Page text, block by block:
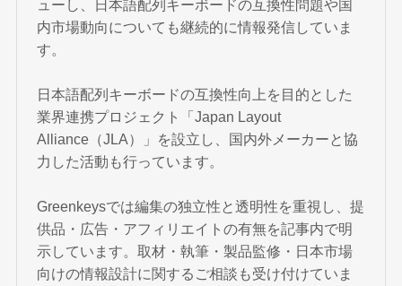
ューし、日本語配列キーボードの互換性問題や国
内市場動向についても継続的に情報発信していま
す。
日本語配列キーボードの互換性向上を目的とした
業界連携プロジェクト「Japan Layout
Alliance（JLA）」を設立し、国内外メーカーと協
力した活動も行っています。
Greenkeysでは編集の独立性と透明性を重視し、提
供品・広告・アフィリエイトの有無を記事内で明
示しています。取材・執筆・製品監修・日本市場
向けの情報設計に関するご相談も受け付けていま